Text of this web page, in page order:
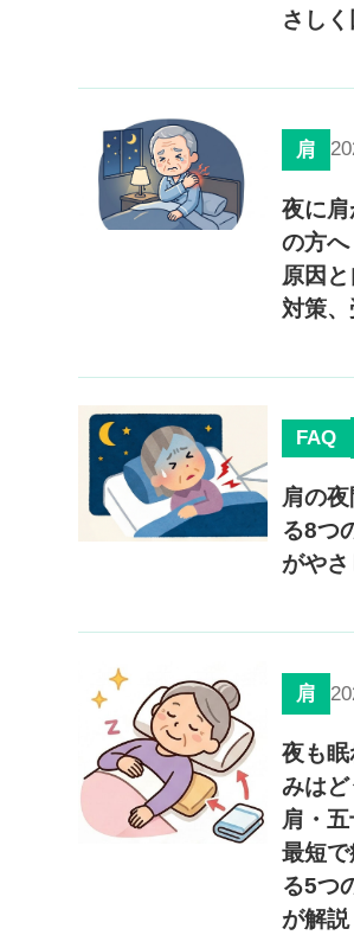
慢性疼痛
症例
よくある質問
お知らせ 採用情報
予約フォーム
0120-
※上記電話番号をタップで電話が繋
電話受付時間：月〜金／9:00〜16:30
さし
肩
夜に
の方
原因
対策
FAQ
肩の
る8つ
がや
肩
夜も
みは
肩・
最短
る5つ
が解説